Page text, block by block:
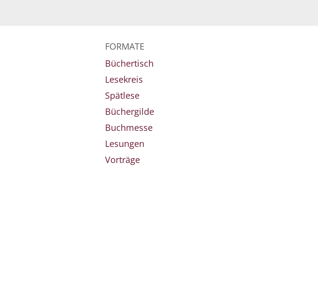
FORMATE
Büchertisch
Lesekreis
Spätlese
Büchergilde
Buchmesse
Lesungen
Vorträge